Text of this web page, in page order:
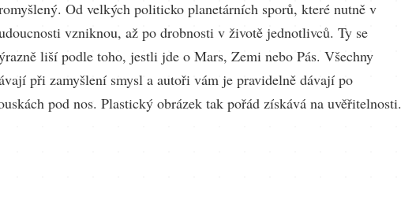
Od velkých politicko planetárních sporů, které nutně v
vzniknou, až po drobnosti v životě jednotlivců. Ty se
liší podle toho, jestli jde o Mars, Zemi nebo Pás. Všechny
při zamyšlení smysl a autoři vám je pravidelně dávají po
pod nos. Plastický obrázek tak pořád získává na uvěřitelnosti.